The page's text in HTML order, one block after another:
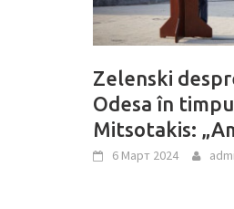
Zelenski
Odesa în
Mitsotakis:
6 Март 2024